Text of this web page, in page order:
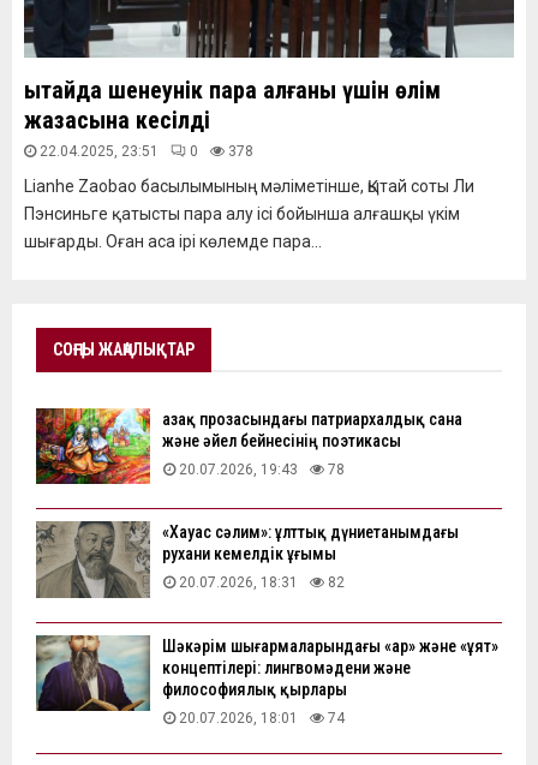
Қытайда шенеунік пара алғаны үшін өлім
жазасына кесілді
22.04.2025, 23:51 0 378
Lianhe Zaobao басылымының мәліметінше, Қытай соты Ли
Пэнсиньге қатысты пара алу ісі бойынша алғашқы үкім
шығарды. Оған аса ірі көлемде пара...
СОҢҒЫ ЖАҢАЛЫҚТАР
Қазақ прозасындағы патриархалдық сана
және әйел бейнесінің поэтикасы
20.07.2026, 19:43 78
«Хауас сәлим»: ұлттық дүниетанымдағы
рухани кемелдік ұғымы
20.07.2026, 18:31 82
Шәкәрім шығармаларындағы «ар» және «ұят»
концептілері: лингвомәдени және
философиялық қырлары
20.07.2026, 18:01 74